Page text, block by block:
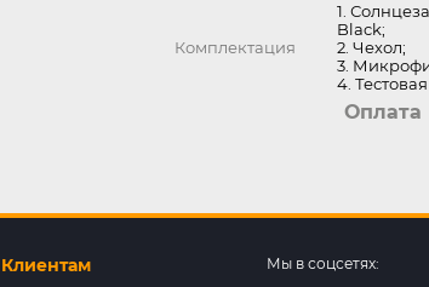
Комплектация
1.
Black;
2. Чехол;
3.
4.
Оплата
Клиентам Мы в соцсетях: